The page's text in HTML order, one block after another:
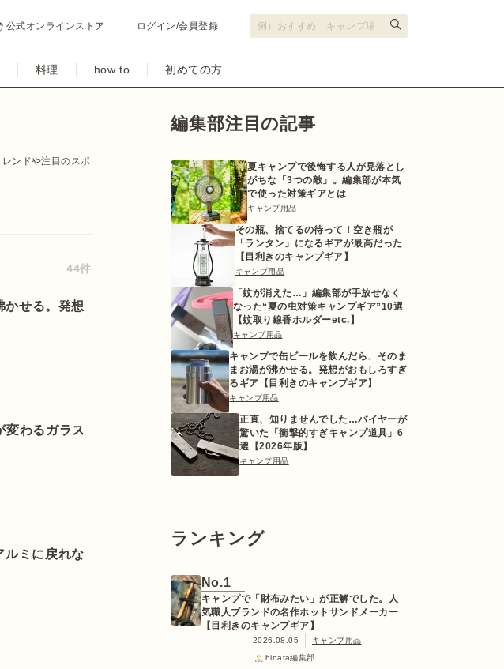
公式オンラインストア ログイン/会員登録
料理 how to 初めての方
ンドや注目のスポ
44件
かせる。発想
変わるガラス
ルミに戻れな
編集部注目の記事
夏キャンプで後悔する人が見落とし
がちな「3つの敵」。編集部が本気
で使った対策ギアとは
キャンプ用品
その瓶、捨てるの待って！空き瓶が
「ランタン」になるギアが最高だった
【目利きのキャンプギア】
キャンプ用品
「蚊が消えた…」編集部が手放せなく
なった“夏の虫対策キャンプギア”10選
【蚊取り線香ホルダーetc.】
キャンプ用品
キャンプで缶ビールを飲んだら、そのま
まお湯が沸かせる。発想がおもしろすぎ
るギア【目利きのキャンプギア】
キャンプ用品
正直、知りませんでした…バイヤーが
驚いた「衝撃的すぎキャンプ道具」6
選【2026年版】
キャンプ用品
ランキング
No.1
キャンプで「財布みたい」が正解でした。人
気職人ブランドの名作ホットサンドメーカー
【目利きのキャンプギア】
2026.08.05
キャンプ用品
hinata編集部